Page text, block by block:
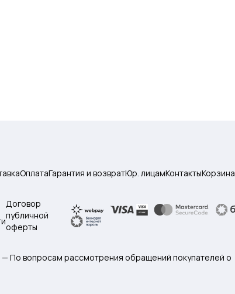
ОплатаГарантия и возвратЮр. лицамКонтактыКорзина
Договор
публичной
оферты
По вопросам рассмотрения обращений покупателей о